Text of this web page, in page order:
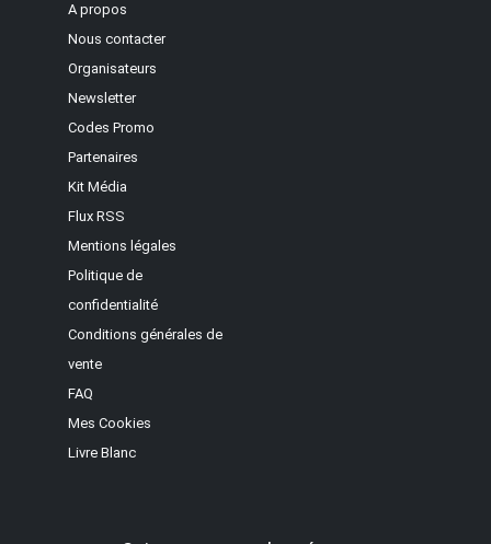
A propos
Nous contacter
Organisateurs
Newsletter
Codes Promo
Partenaires
Kit Média
Flux RSS
Mentions légales
Politique de
confidentialité
Conditions générales de
vente
FAQ
Mes Cookies
Livre Blanc